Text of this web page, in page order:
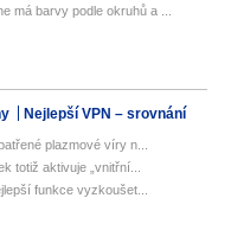
má barvy podle okruhů a ...
Nejlepší VPN – srovnání
plazmové víry n...
totiž aktivuje „vnitřní...
funkce vyzkoušet...